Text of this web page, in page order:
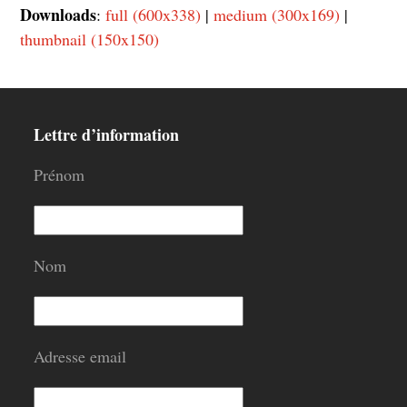
Downloads:full (600x338) |medium (300x169) |
thumbnail (150x150)
Lettre d’information
Prénom
Nom
Adresse email